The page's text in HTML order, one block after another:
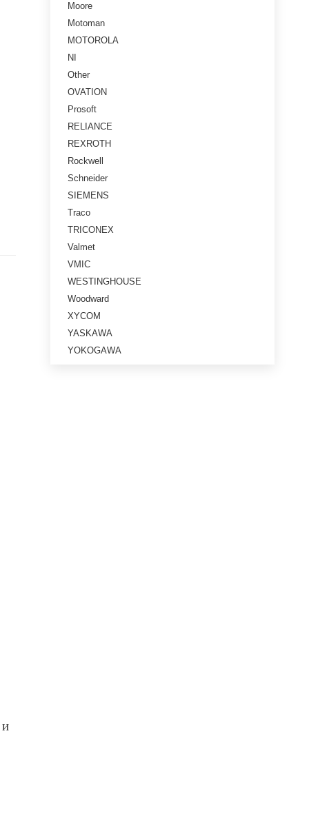
Moore
Motoman
MOTOROLA
NI
Other
OVATION
Prosoft
RELIANCE
REXROTH
Rockwell
Schneider
SIEMENS
Traco
TRICONEX
Valmet
VMIC
WESTINGHOUSE
Woodward
XYCOM
YASKAWA
YOKOGAWA